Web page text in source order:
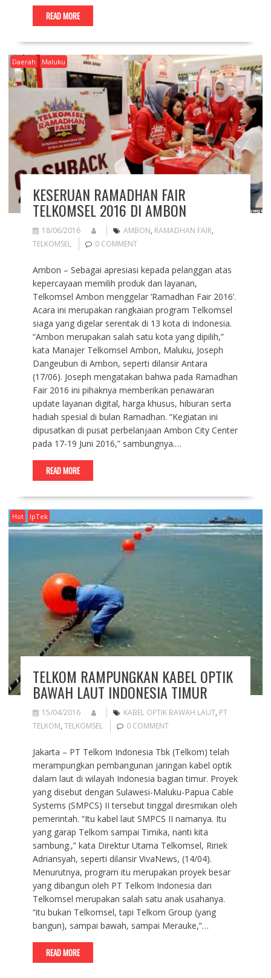
READ MORE
Daerah Maluku
KESERUAN RAMADHAN FAIR
TELKOMSEL 2016 DI AMBON
18/06/2016 AMBON, RAMADHAN FAIR,
TELKOMSEL
0 COMMENT
Ambon – Sebagai apresiasi kepada pelanggan atas
kepercayaan memilih produk dan layanan,
Telkomsel Ambon menggelar ‘Ramadhan Fair 2016’.
Acara ini merupakan rangkaian program Telkomsel
siaga yang digelar serentak di 13 kota di Indonesia.
“Ambon merupakan salah satu kota yang dipilih,”
kata Manajer Telkomsel Ambon, Maluku, Joseph
Dangeubun di Ambon, seperti dilansir Antara
(17/06). Joseph mengatakan bahwa pada Ramadhan
Fair 2016 ini pihaknya memberikan penawaran
update layanan digital, harga khusus, hiburan serta
hadiah spesial di bulan Ramadhan. “Kegiatan ini
dipusatkan di pusat perbelanjaan Ambon City Center
pada 17-19 Juni 2016,” sambungnya.…
READ MORE
Hot IpTek
TELKOM RAMPUNGKAN KABEL OPTIK
BAWAH LAUT INDONESIA TIMUR
15/04/2016 KABEL OPTIK BAWAH LAUT, PT
TELKOM, TELKOMSEL 0 COMMENT
Jakarta – PT Telkom Indonesia Tbk (Telkom) telah
merampungkan pembangunan jaringan kabel optik
dalam laut di wilayah Indonesia bagian timur. Proyek
yang disebut dengan Sulawesi-Maluku-Papua Cable
Systems (SMPCS) II tersebut tinggal diresmikan oleh
pemerintah. “Itu kabel laut SMPCS II namanya. Itu
yang garap Telkom sampai Timika, nanti kita
sambung.,” kata Direktur Utama Telkomsel, Ririek
Adriansyah, seperti dilansir VivaNews, (14/04).
Menurutnya, program itu merupakan proyek besar
yang dibangun oleh PT Telkom Indonesia dan
Telkomsel merupakan salah satu anak usahanya.
“itu bukan Telkomsel, tapi Telkom Group (yang
bangun), sampai bawah, sampai Merauke,”…
READ MORE